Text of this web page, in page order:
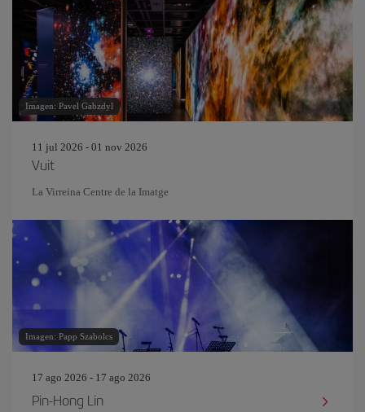
Imagen: Pavel Gabzdyl
11 jul 2026 - 01 nov 2026
Vuit
La Virreina Centre de la Imatge
Imagen: Papp Szabolcs
17 ago 2026 - 17 ago 2026
Pin‐Hong Lin